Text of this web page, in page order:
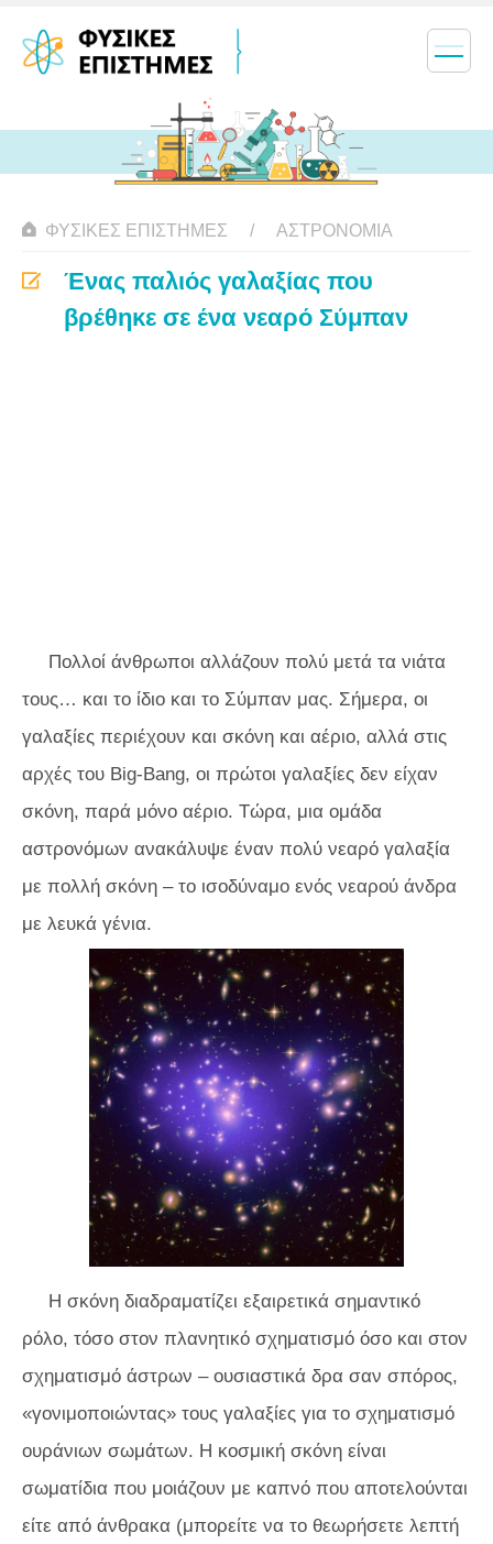
ΦΥΣΙΚΈΣ ΕΠΙΣΤΉΜΕΣ ΑΣΤΡΟΝΟΜΊΑ
Ένας παλιός γαλαξίας που
βρέθηκε σε ένα νεαρό Σύμπαν
Πολλοί άνθρωποι αλλάζουν πολύ μετά τα νιάτα
τους… και το ίδιο και το Σύμπαν μας. Σήμερα, οι
γαλαξίες περιέχουν και σκόνη και αέριο, αλλά στις
αρχές του Big-Bang, οι πρώτοι γαλαξίες δεν είχαν
σκόνη, παρά μόνο αέριο. Τώρα, μια ομάδα
αστρονόμων ανακάλυψε έναν πολύ νεαρό γαλαξία
με πολλή σκόνη – το ισοδύναμο ενός νεαρού άνδρα
με λευκά γένια.
Η σκόνη διαδραματίζει εξαιρετικά σημαντικό
ρόλο, τόσο στον πλανητικό σχηματισμό όσο και στον
σχηματισμό άστρων – ουσιαστικά δρα σαν σπόρος,
«γονιμοποιώντας» τους γαλαξίες για το σχηματισμό
ουράνιων σωμάτων. Η κοσμική σκόνη είναι
σωματίδια που μοιάζουν με καπνό που αποτελούνται
είτε από άνθρακα (μπορείτε να το θεωρήσετε λεπτή